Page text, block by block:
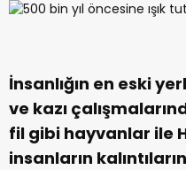
İnsanlığın en eski
ve kazı
fil gibi hayvanlar ile
insanların